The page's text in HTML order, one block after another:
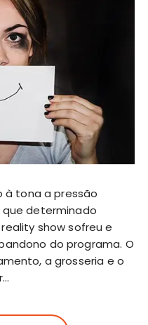
à tona a pressão
determinado
show sofreu e
do programa. O
a grosseria e o